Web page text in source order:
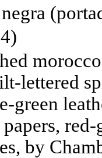
lettered
green
by